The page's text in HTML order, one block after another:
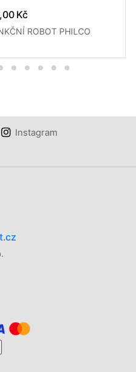
Kč
ROBOT PHILCO
Instagram